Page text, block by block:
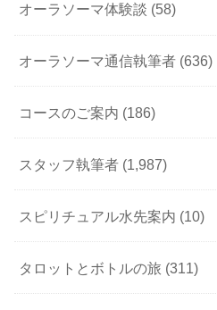
オーラソーマ体験談 (58)
オーラソーマ通信執筆者 (636)
コースのご案内 (186)
スタッフ執筆者 (1,987)
スピリチュアル水先案内 (10)
タロットとボトルの旅 (311)